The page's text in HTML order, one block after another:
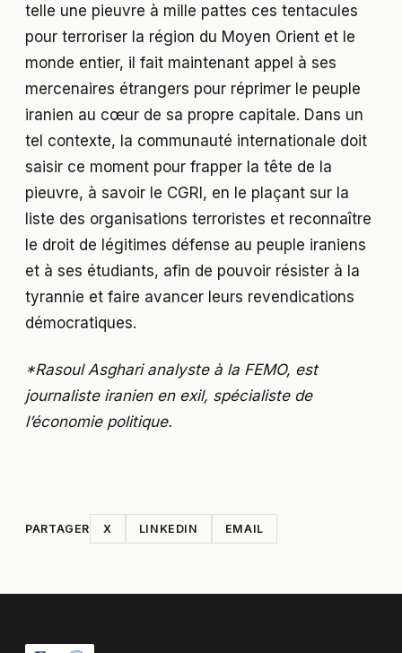
telle une pieuvre à mille pattes ces tentacules
pour terroriser la région du Moyen Orient et le
monde entier, il fait maintenant appel à ses
mercenaires étrangers pour réprimer le peuple
iranien au cœur de sa propre capitale. Dans un
tel contexte, la communauté internationale doit
saisir ce moment pour frapper la tête de la
pieuvre, à savoir le CGRI, en le plaçant sur la
liste des organisations terroristes et reconnaître
le droit de légitimes défense au peuple iraniens
et à ses étudiants, afin de pouvoir résister à la
tyrannie et faire avancer leurs revendications
démocratiques.
*Rasoul Asghari analyste à la FEMO, est
journaliste iranien en exil, spécialiste de
l’économie politique.
PARTAGER X LINKEDIN EMAIL